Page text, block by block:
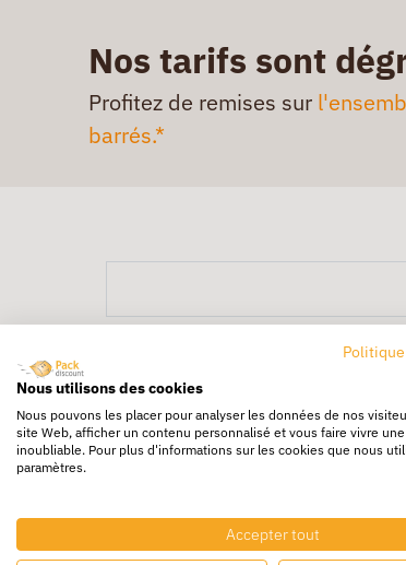
Nos tarifs sont
Profitez de remises sur
barrés.*
Couteau de sécurité équipé
Pour couper les films, les
Nous utilisons des cookies
Nous pouvons les placer pour analyser les données de nos
site Web, afficher un contenu personnalisé et vous faire vivre
inoubliable. Pour plus d'informations sur les cookies que nous
paramètres.
Accepter tout